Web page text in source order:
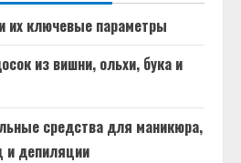
их ключевые параметры
из вишни, ольхи, бука и
средства для маникюра,
и депиляции